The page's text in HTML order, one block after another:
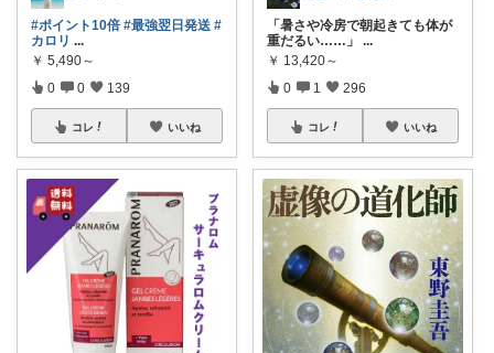
#ポイント10倍 #最強翌日発送 #
カロリ ...
￥ 5,490～
0 0 139
コレ いいね
「暑さや冷房で朝起きても体が
重だるい……」
...
￥ 13,420～
0 1 296
コレ いいね